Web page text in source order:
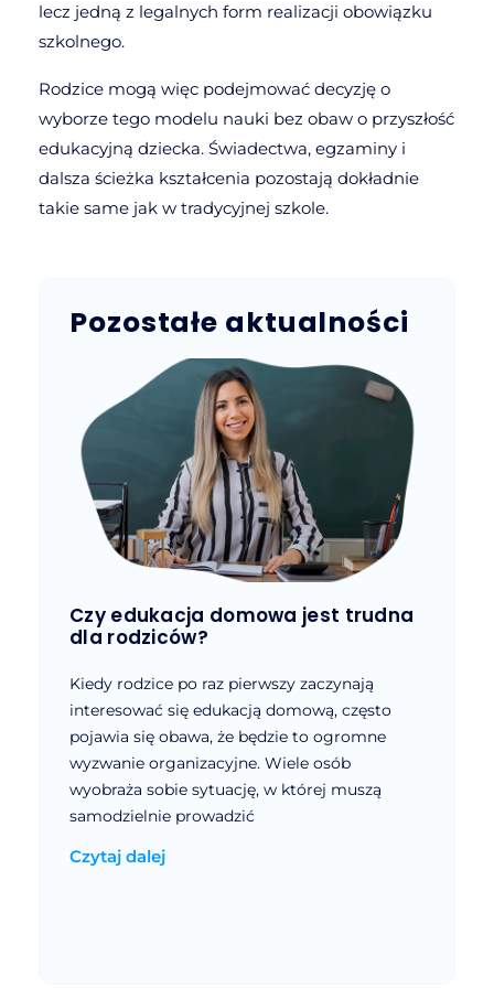
lecz jedną z legalnych form realizacji obowiązku
szkolnego.
Rodzice mogą więc podejmować decyzję o
wyborze tego modelu nauki bez obaw o przyszłość
edukacyjną dziecka. Świadectwa, egzaminy i
dalsza ścieżka kształcenia pozostają dokładnie
takie same jak w tradycyjnej szkole.
Pozostałe aktualności
Czy edukacja domowa jest trudna
dla rodziców?
Kiedy rodzice po raz pierwszy zaczynają
interesować się edukacją domową, często
pojawia się obawa, że będzie to ogromne
wyzwanie organizacyjne. Wiele osób
wyobraża sobie sytuację, w której muszą
samodzielnie prowadzić
Czytaj dalej